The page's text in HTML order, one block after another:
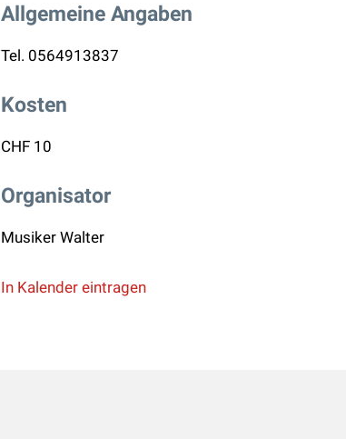
Allgemeine Angaben
Tel. 0564913837
Kosten
CHF 10
Organisator
Musiker Walter
In Kalender eintragen